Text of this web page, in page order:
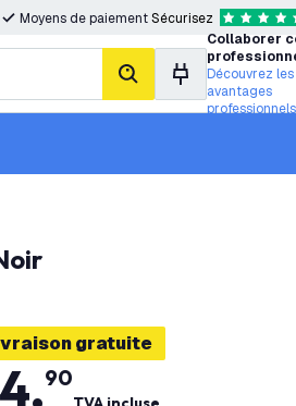
Moyens de paiementSécurisez 4.6
rechercher
Collaborer
Découvrez les
avantages
professionnels
gratuite
,90